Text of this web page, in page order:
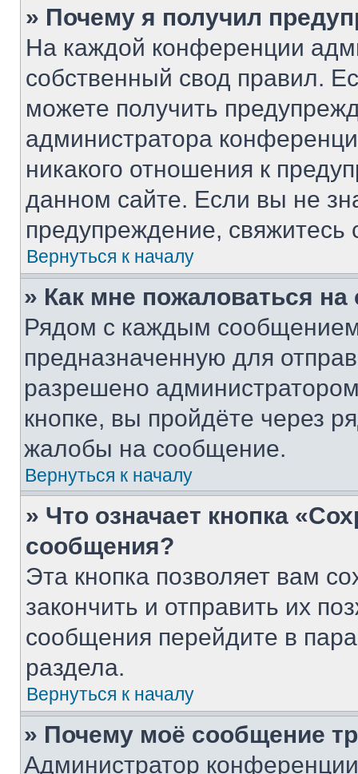
» Почему я получил
На каждой конференции
собственный свод правил.
можете получить
администратора
никакого отношения к
данном сайте. Если вы не
предупреждение,
Вернуться к началу
» Как мне пожаловаться
Рядом с каждым сообщением
предназначенную для
разрешено
кнопке, вы пройдёте через
жалобы на сообщение.
Вернуться к началу
» Что означает кнопка
сообщения?
Эта кнопка позволяет вам
закончить и отправить их
сообщения перейдите в
раздела.
Вернуться к началу
» Почему моё сообщение
Администратор